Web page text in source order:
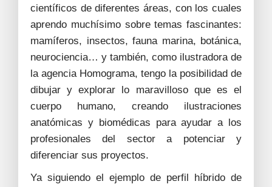
científicos de diferentes áreas, con los cuales
aprendo muchísimo sobre temas fascinantes:
mamíferos, insectos, fauna marina, botánica,
neurociencia… y también, como ilustradora de
la agencia Homograma, tengo la posibilidad de
dibujar y explorar lo maravilloso que es el
cuerpo humano, creando ilustraciones
anatómicas y biomédicas para ayudar a los
profesionales del sector a potenciar y
diferenciar sus proyectos.
Ya siguiendo el ejemplo de perfil híbrido de